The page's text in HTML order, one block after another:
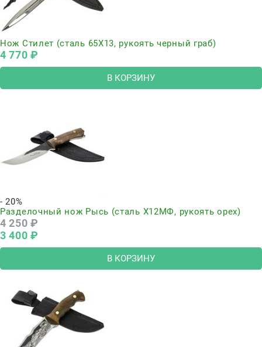
Нож Стилет (сталь 65Х13, рукоять черный граб)
4 770 ₽
В КОРЗИНУ
- 20%
Разделочный нож Рысь (сталь Х12МФ, рукоять орех)
4 250 ₽
3 400 ₽
В КОРЗИНУ